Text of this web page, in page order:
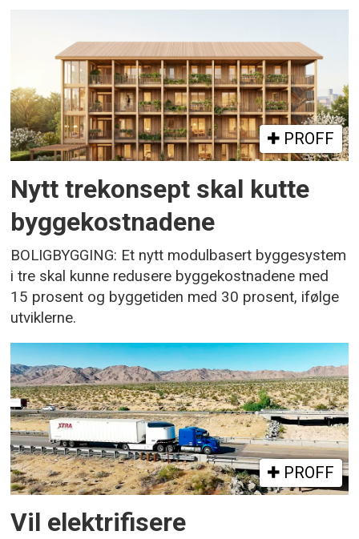
PROFF
Nytt trekonsept skal kutte
byggekostnadene
BOLIGBYGGING: Et nytt modulbasert byggesystem
i tre skal kunne redusere byggekostnadene med
15 prosent og byggetiden med 30 prosent, ifølge
utviklerne.
PROFF
Vil elektrifisere